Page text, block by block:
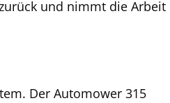
und nimmt die Arbeit
Der Automower 315